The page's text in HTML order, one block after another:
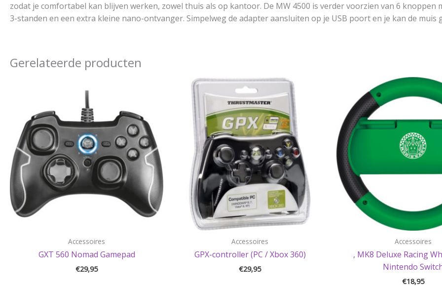
zodat je comfortabel kan blijven werken, zowel thuis als op kantoor. De MW 4500 is verder voorzien van 6
3-standen en een extra kleine nano-ontvanger. Simpelweg de adapter aansluiten op je USB poort en je kan de muis
Gerelateerde producten
Accessoires
GXT 560 Nomad Gamepad
€29,95
Accessoires
GPX-controller (PC / Xbox 360)
€29,95
Accessoires
, MK8 Deluxe Racing
Nintendo
€18,95